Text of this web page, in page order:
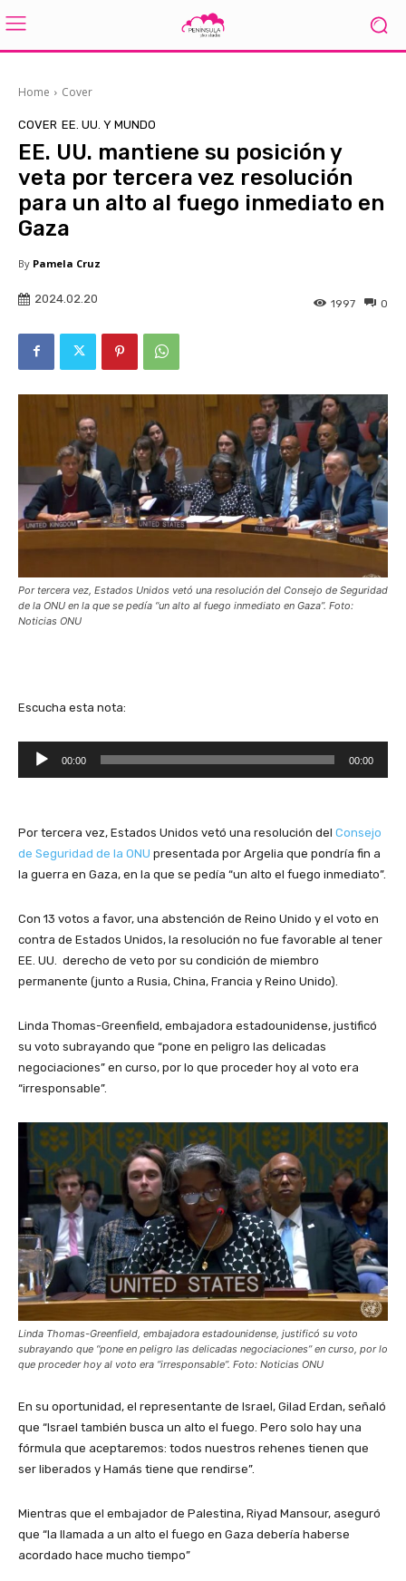
Home Cover
COVER EE. UU. Y MUNDO
EE. UU. mantiene su posición y
veta por tercera vez resolución
para un alto al fuego inmediato en
Gaza
By Pamela Cruz
2024.02.20 0
1997
Por tercera vez, Estados Unidos vetó una resolución del Consejo de Seguridad
de la ONU en la que se pedía “un alto al fuego inmediato en Gaza”. Foto:
Noticias ONU
Escucha esta nota:
o
d
u
t
o
r
d
a
u
d
i
00:00 00:00
Por tercera vez, Estados Unidos vetó una resolución del Consejo
de Seguridad de la ONU presentada por Argelia que pondría fin a
la guerra en Gaza, en la que se pedía “un alto el fuego inmediato”.
Con 13 votos a favor, una abstención de Reino Unido y el voto en
contra de Estados Unidos, la resolución no fue favorable al tener
EE. UU. derecho de veto por su condición de miembro
permanente (junto a Rusia, China, Francia y Reino Unido).
Linda Thomas-Greenfield, embajadora estadounidense, justificó
su voto subrayando que “pone en peligro las delicadas
negociaciones” en curso, por lo que proceder hoy al voto era
“irresponsable”.
Linda Thomas-Greenfield, embajadora estadounidense, justificó su voto
subrayando que “pone en peligro las delicadas negociaciones” en curso, por lo
que proceder hoy al voto era “irresponsable”. Foto: Noticias ONU
En su oportunidad, el representante de Israel, Gilad Erdan, señaló
que “Israel también busca un alto el fuego. Pero solo hay una
fórmula que aceptaremos: todos nuestros rehenes tienen que
ser liberados y Hamás tiene que rendirse”.
Mientras que el embajador de Palestina, Riyad Mansour, aseguró
que “la llamada a un alto el fuego en Gaza debería haberse
acordado hace mucho tiempo”